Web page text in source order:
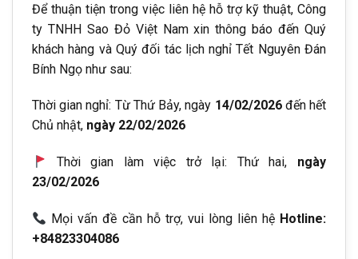
Để thuận tiện trong việc liên hệ hỗ trợ kỹ thuật, Công
ty TNHH Sao Đỏ Việt Nam xin thông báo đến Quý
khách hàng và Quý đối tác lịch nghỉ Tết Nguyên Đán
Bính Ngọ như sau:
Thời gian nghỉ: Từ Thứ Bảy, ngày 14/02/2026đến hết
Chủ nhật, ngày 22/02/2026
Thời gian làm việc trở lại: Thứ hai, ngày
23/02/2026
Mọi vấn đề cần hỗ trợ, vui lòng liên hệ Hotline:
+84823304086